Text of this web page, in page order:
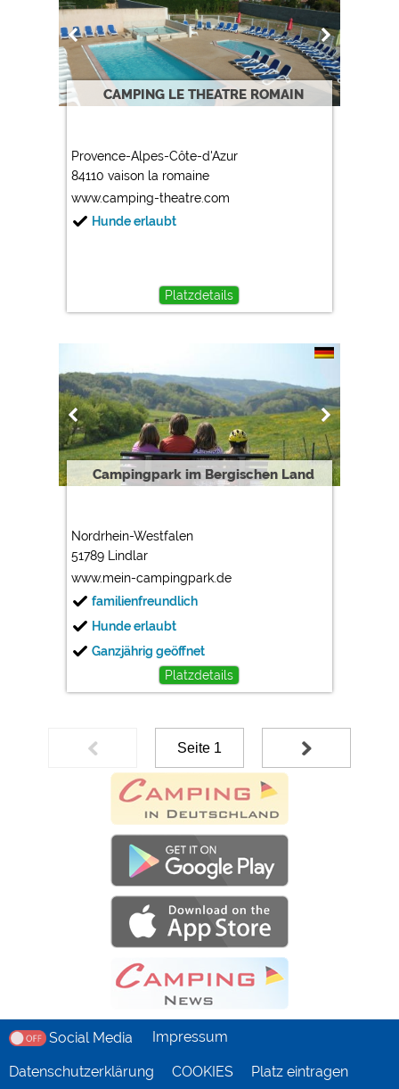
CAMPING LE THEATRE ROMAIN
Provence-Alpes-Côte-d'Azur
84110 vaison la romaine
www.camping-theatre.com
Hunde erlaubt
Platzdetails
Campingpark im Bergischen Land
Nordrhein-Westfalen
51789 Lindlar
www.mein-campingpark.de
familienfreundlich
Hunde erlaubt
Ganzjährig geöffnet
Platzdetails
Seite 1
Social Media Impressum
Datenschutzerklärung COOKIES Platz eintragen